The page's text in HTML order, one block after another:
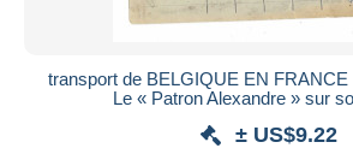
Bancontact
Maestro
transport de BELGIQUE EN FRANCE
Le « Patron Alexandre » sur
± US$9.22